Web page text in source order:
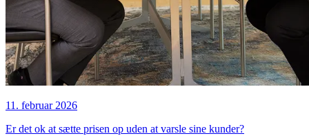
11. februar 2026
Er det ok at sætte prisen op uden at varsle sine kunder?